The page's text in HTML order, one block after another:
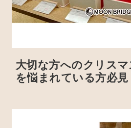
大切な方へのクリス
を悩まれている方必見